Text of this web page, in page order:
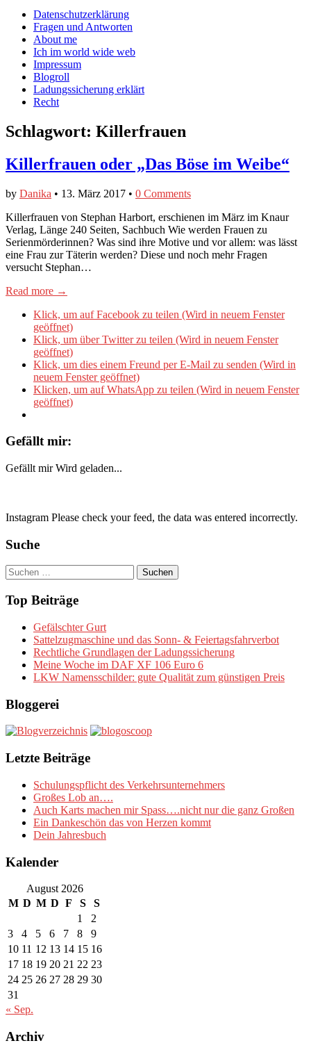
Facebook
anzeigen
Twitter
anzeigen
auf
Instagram
anzeigen
Main
menu
Skip
content
Datenschutzerklärung
Fragen und Antworten
About me
Ich im world wide web
Impressum
Blogroll
Ladungssicherung erklärt
Recht
Schlagwort: Killerfrauen
Killerfrauen oder „Das Böse im Weibe“
by Danika • 13. März 2017 • 0 Comments
Killerfrauen von Stephan Harbort, erschienen im März im Knaur
Verlag, Länge 240 Seiten, Sachbuch Wie werden Frauen zu
Serienmörderinnen? Was sind ihre Motive und vor allem: was lässt
eine Frau zur Täterin werden? Diese und noch mehr Fragen
versucht Stephan…
Read more →
Klick, um auf Facebook zu teilen (Wird in neuem Fenster
geöffnet)
Klick, um über Twitter zu teilen (Wird in neuem Fenster
geöffnet)
Klick, um dies einem Freund per E-Mail zu senden (Wird in
neuem Fenster geöffnet)
Klicken, um auf WhatsApp zu teilen (Wird in neuem Fenster
geöffnet)
Gefällt mir:
Gefällt mir Wird geladen...
Instagram Please check your feed, the data was entered incorrectly.
Suche
Suchen
nach:
Top Beiträge
Gefälschter Gurt
Sattelzugmaschine und das Sonn- & Feiertagsfahrverbot
Rechtliche Grundlagen der Ladungssicherung
Meine Woche im DAF XF 106 Euro 6
LKW Namensschilder: gute Qualität zum günstigen Preis
Bloggerei
Letzte Beiträge
Schulungspflicht des Verkehrsunternehmers
Großes Lob an….
Auch Karts machen mir Spass….nicht nur die ganz Großen
Ein Dankeschön das von Herzen kommt
Dein Jahresbuch
Kalender
August 2026
M D M D F S
S
1
2
3
4 5 6 7 8
9
10 11 12 13 14 15 16
17 18 19 20 21 22 23
24 25 26 27 28 29 30
31
« Sep.
Archiv